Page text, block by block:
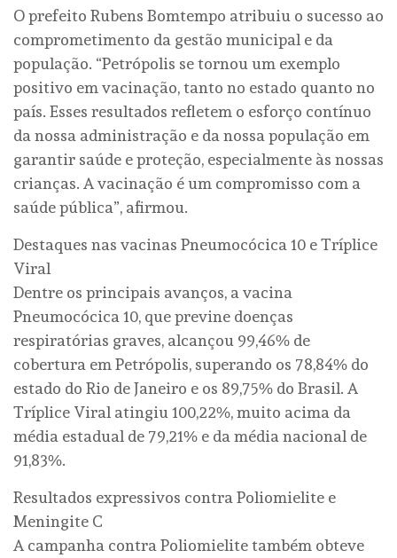
O prefeito Rubens Bomtempo atribuiu o sucesso ao
comprometimento da gestão municipal e da
população. “Petrópolis se tornou um exemplo
positivo em vacinação, tanto no estado quanto no
país. Esses resultados refletem o esforço contínuo
da nossa administração e da nossa população em
garantir saúde e proteção, especialmente às nossas
crianças. A vacinação é um compromisso com a
saúde pública”, afirmou.
Destaques nas vacinas Pneumocócica 10 e Tríplice
Viral
Dentre os principais avanços, a vacina
Pneumocócica 10, que previne doenças
respiratórias graves, alcançou 99,46% de
cobertura em Petrópolis, superando os 78,84% do
estado do Rio de Janeiro e os 89,75% do Brasil. A
Tríplice Viral atingiu 100,22%, muito acima da
média estadual de 79,21% e da média nacional de
91,83%.
Resultados expressivos contra Poliomielite e
Meningite C
A campanha contra Poliomielite também obteve